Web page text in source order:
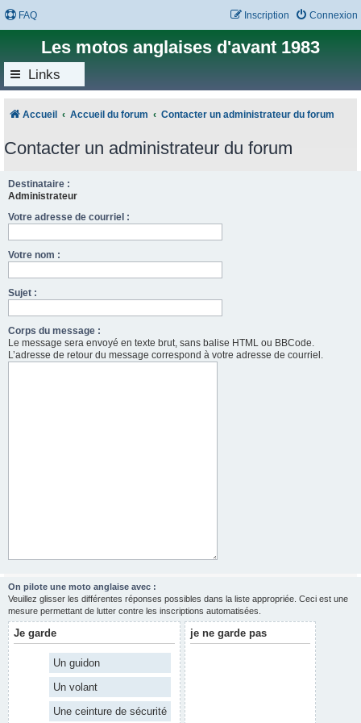
FAQ Connexion
Inscription
Les motos anglaises d'avant 1983
Links
Accueil Accueil du forum Contacter un administrateur du forum
Contacter un administrateur du forum
Destinataire :
Administrateur
Votre adresse de courriel :
Votre nom :
Sujet :
Corps du message :
Le message sera envoyé en texte brut, sans balise HTML ou BBCode.
L’adresse de retour du message correspond à votre adresse de courriel.
On pilote une moto anglaise avec :
Veuillez glisser les différentes réponses possibles dans la liste appropriée. Ceci est une
mesure permettant de lutter contre les inscriptions automatisées.
Je garde
Un guidon
Un volant
Une ceinture de sécurité
je ne garde pas